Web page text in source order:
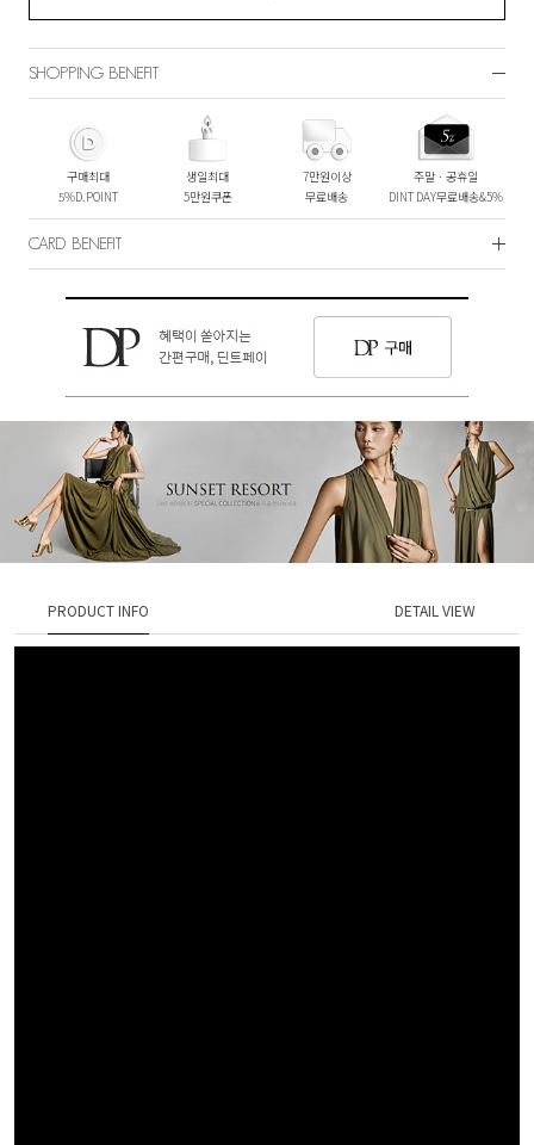
SHOPPING BENEFIT
구매최대
5%D.POINT
생일최대
5만원쿠폰
7만원이상
무료배송
주말ㆍ공휴일
DINT DAY무료배송&5%
CARD BENEFIT
PRODUCT INFO DETAIL VIEW